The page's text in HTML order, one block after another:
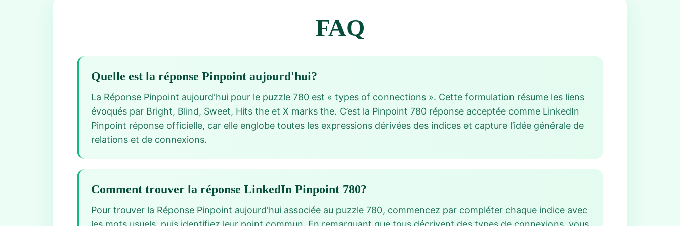
FAQ
Quelle est la réponse Pinpoint aujourd'hui?
La Réponse Pinpoint aujourd'hui pour le puzzle 780 est « types of connections ». Cette formulation résume les liens
évoqués par Bright, Blind, Sweet, Hits the et X marks the. C’est la Pinpoint 780 réponse acceptée comme LinkedIn
Pinpoint réponse officielle, car elle englobe toutes les expressions dérivées des indices et capture l’idée générale de
relations et de connexions.
Comment trouver la réponse LinkedIn Pinpoint 780?
Pour trouver la Réponse Pinpoint aujourd'hui associée au puzzle 780, commencez par compléter chaque indice avec